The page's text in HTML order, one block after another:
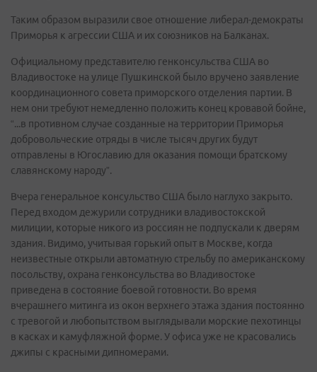
Таким образом выразили свое отношение либерал-демократы
Приморья к агрессии США и их союзников на Балканах.
Официальному представителю генконсульства США во
Владивостоке на улице Пушкинской было вручено заявление
координационного совета приморского отделения партии. В
нем они требуют немедленно положить конец кровавой бойне,
“...в противном случае созданные на территории Приморья
добровольческие отряды в числе тысяч других будут
отправлены в Югославию для оказания помощи братскому
славянскому народу”.
Вчера генеральное консульство США было наглухо закрыто.
Перед входом дежурили сотрудники владивостокской
милиции, которые никого из россиян не подпускали к дверям
здания. Видимо, учитывая горький опыт в Москве, когда
неизвестные открыли автоматную стрельбу по американскому
посольству, охрана генконсульства во Владивостоке
приведена в состояние боевой готовности. Во время
вчерашнего митинга из окон верхнего этажа здания постоянно
с тревогой и любопытством выглядывали морские пехотинцы
в касках и камуфляжной форме. У офиса уже не красовались
джипы с красными дипномерами.